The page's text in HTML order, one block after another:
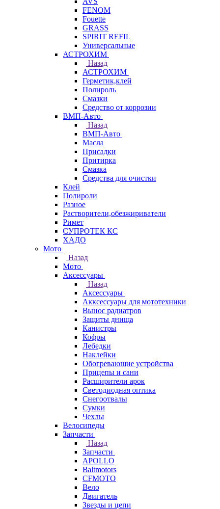
FENOM
Fouette
GRASS
SPIRIT REFIL
Универсальные
АСТРОХИМ
Назад
АСТРОХИМ
Герметик,клей
Полироль
Смазки
Средство от коррозии
ВМП-Авто
Назад
ВМП-Авто
Масла
Присадки
Притирка
Смазка
Средства для очистки
Клей
Полироли
Разное
Растворители,обезжириватели
Римет
СУПРОТЕК КС
ХАДО
Мото
Назад
Мото
Аксессуары
Назад
Аксессуары
Акксессуары для мототехники
Вынос радиатров
Защиты днища
Канистры
Кофры
Лебедки
Наклейки
Обогревающие устройства
Прицепы и сани
Расширители арок
Светодиодная оптика
Снегоотвалы
Сумки
Чехлы
Велосипеды
Запчасти
Назад
Запчасти
APOLLO
Baltmotors
CFMOTO
Вело
Двигатель
Звезды и цепи